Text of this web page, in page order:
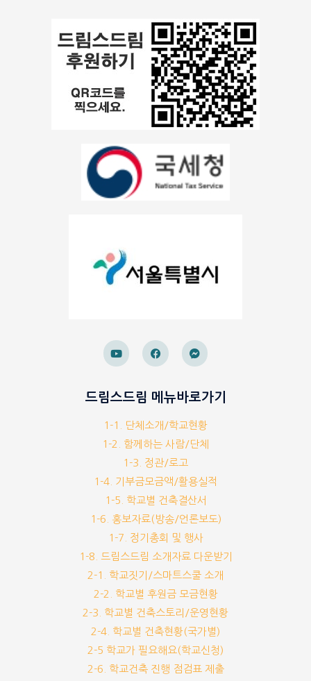
드림스드림 메뉴바로가기
1-1. 단체소개/학교현황
1-2. 함께하는 사람/단체
1-3. 정관/로고
1-4. 기부금모금액/활용실적
1-5. 학교별 건축결산서
1-6. 홍보자료(방송/언론보도)
1-7. 정기총회 및 행사
1-8. 드림스드림 소개자료 다운받기
2-1. 학교짓기/스마트스쿨 소개
2-2. 학교별 후원금 모금현황
2-3. 학교별 건축스토리/운영현황
2-4. 학교별 건축현황(국가별)
2-5 학교가 필요해요(학교신청)
2-6. 학교건축 진행 점검표 제출